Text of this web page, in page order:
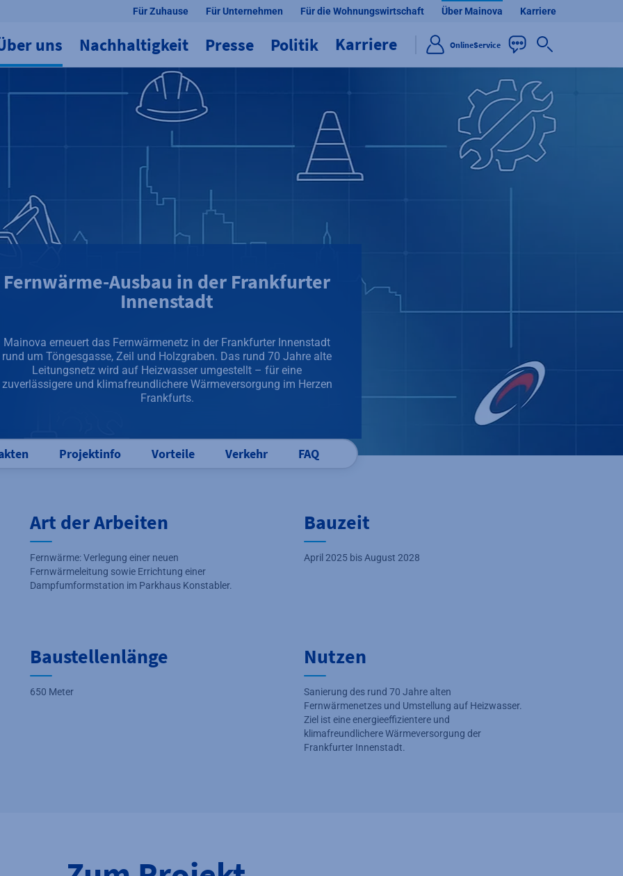
Für Zuhause Für Unternehmen Für die Wohnungswirtschaft Über Mainova Karriere
uns Nachhaltigkeit Presse Politik Karriere OnlineService
Fernwärme-Ausbau in der Frankfurter
Innenstadt
Mainova erneuert das Fernwärmenetz in der Frankfurter Innenstadt
rund um Töngesgasse, Zeil und Holzgraben. Das rund 70 Jahre alte
Leitungsnetz wird auf Heizwasser umgestellt – für eine
zuverlässigere und klimafreundlichere Wärmeversorgung im Herzen
Frankfurts.
Projektinfo Vorteile Verkehr FAQ
Art der Arbeiten
Fernwärme: Verlegung einer neuen
Fernwärmeleitung sowie Errichtung einer
Dampfumformstation im Parkhaus Konstabler.
Bauzeit
April 2025 bis August 2028
Baustellenlänge
650 Meter
Nutzen
Sanierung des rund 70 Jahre alten
Fernwärmenetzes und Umstellung auf Heizwasser.
Ziel ist eine energieeffizientere und
klimafreundlichere Wärmeversorgung der
Frankfurter Innenstadt.